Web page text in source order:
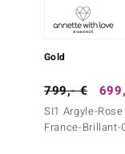
BY DE MELO
Gold
799,- €
SI1 Argyle-
France-Brillant-